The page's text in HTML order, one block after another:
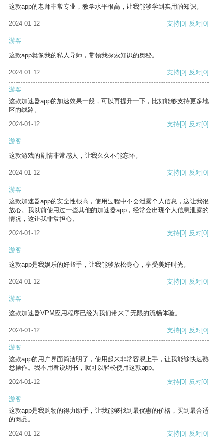
这款app的老师非常专业，教学水平很高，让我能够学到实用的知识。
2024-01-12 支持[0] 反对[0]
游客
这款app就像我的私人导师，带领我探索知识的奥秘。
2024-01-12 支持[0] 反对[0]
游客
这款加速器app的加速效果一般，可以再提升一下，比如能够支持更多地
区的线路。
2024-01-12
支持[0] 反对[0]
游客
这款游戏的剧情非常感人，让我久久不能忘怀。
2024-01-12 支持[0] 反对[0]
游客
这款加速器app的安全性很高，使用过程中不会泄露个人信息，这让我很
放心。我以前使用过一些其他的加速器app，经常会出现个人信息泄露的
情况，这让我非常担心。
2024-01-12
支持[0] 反对[0]
游客
这款app是我娱乐的好帮手，让我能够放松身心，享受美好时光。
2024-01-12 支持[0] 反对[0]
游客
这款加速器VPM应用程序已经为我们带来了无限的流畅体验。
2024-01-12 支持[0] 反对[0]
游客
这款app的用户界面简洁明了，使用起来非常容易上手，让我能够快速熟
悉操作。我不用看说明书，就可以轻松使用这款app。
2024-01-12
支持[0] 反对[0]
游客
这款app是我购物的得力助手，让我能够找到最优惠的价格，买到最合适
的商品。
2024-01-12
支持[0] 反对[0]